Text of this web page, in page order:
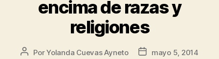
encima de razas y
religiones
PorYolanda Cuevas Ayneto
mayo 5, 2014